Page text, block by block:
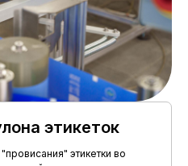
этикеток
этикетки во